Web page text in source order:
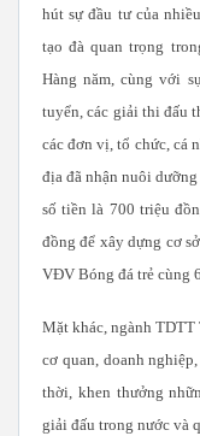
hút sự đầu tư của
tạo đà quan trọng
Hàng năm, cùng với
tuyển, các giải thi đấu
các đơn vị, tổ chức, cá
địa đã nhận nuôi
số tiền là 700 triệu
đồng để xây dựng cơ
VĐV Bóng đá trẻ cùng
Mặt khác, ngành
cơ quan, doanh
thời, khen thưởng
giải đấu trong nước và